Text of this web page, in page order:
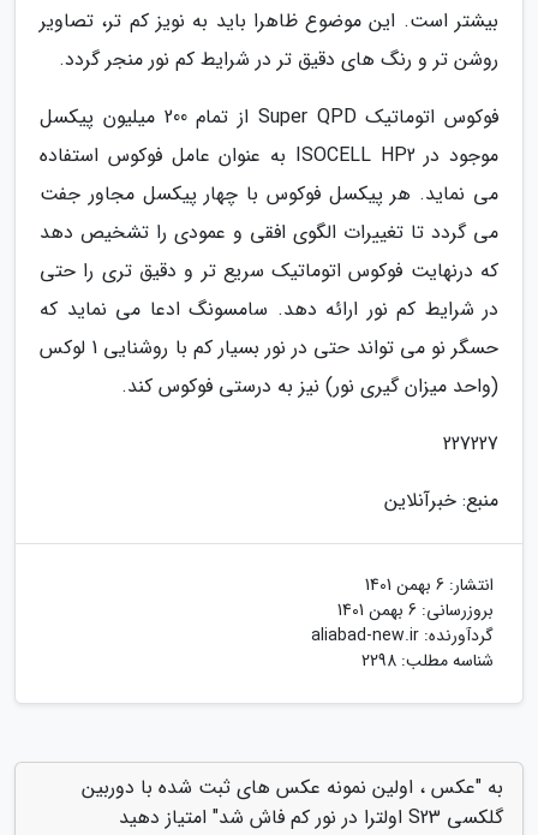
بیشتر است. این موضوع ظاهرا باید به نویز کم تر، تصاویر
روشن تر و رنگ های دقیق تر در شرایط کم نور منجر گردد.
فوکوس اتوماتیک Super QPD از تمام 200 میلیون پیکسل
موجود در ISOCELL HP2 به عنوان عامل فوکوس استفاده
می نماید. هر پیکسل فوکوس با چهار پیکسل مجاور جفت
می گردد تا تغییرات الگوی افقی و عمودی را تشخیص دهد
که درنهایت فوکوس اتوماتیک سریع تر و دقیق تری را حتی
در شرایط کم نور ارائه دهد. سامسونگ ادعا می نماید که
حسگر نو می تواند حتی در نور بسیار کم با روشنایی 1 لوکس
(واحد میزان گیری نور) نیز به درستی فوکوس کند.
227227
منبع: خبرآنلاین
انتشار: 6 بهمن 1401
بروزرسانی: 6 بهمن 1401
گردآورنده: aliabad-new.ir
شناسه مطلب: 2298
به "عکس ، اولین نمونه عکس های ثبت شده با دوربین
گلکسی S23 اولترا در نور کم فاش شد" امتیاز دهید